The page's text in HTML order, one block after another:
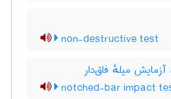
non-destructive test
آزمایش میلهٔ فاق‌دار
notched-bar impact